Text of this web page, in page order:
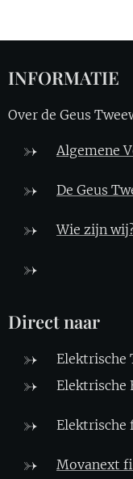
INFORMATIE
Over de Geus
Algemene
De Geus
Wie zijn
Direct naar
Elektrische
Elektrische
Elektrische
Movanext